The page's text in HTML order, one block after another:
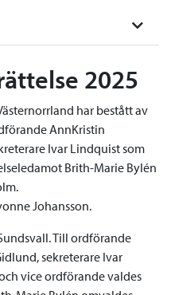
2025
har bestått av
AnnKristin
Ivar Lindquist som
Brith-Marie Bylén
Johansson.
Till ordförande
sekreterare Ivar
vice ordförande valdes